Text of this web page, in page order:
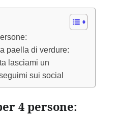
paella di verdure:
lasciami un
sui social
4 persone: